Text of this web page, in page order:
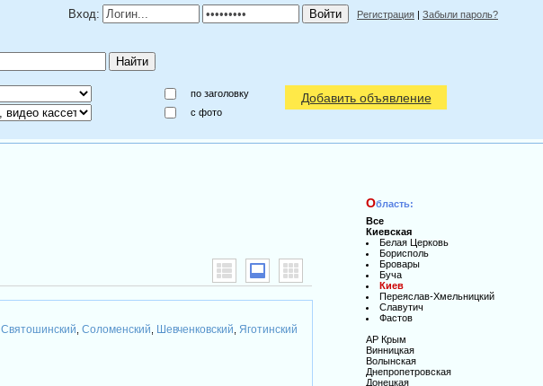
Вход: Регистрация | Забыли пароль?
по заголовку
c фото
Добавить объявление
,Святошинский ,Соломенский Шевченковский Яготинский
Область:
Все
Киевская
Белая Церковь
Борисполь
Бровары
Буча
Киев
Переяслав-Хмельницкий
Славутич
Фастов
АР Крым
Винницкая
Волынская
Днепропетровская
Донецкая